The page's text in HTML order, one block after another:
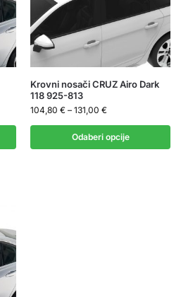
Krovni nosači CRUZ Airo Dark
118 925-813
104,80 € – 131,00 €
Odaberi opcije